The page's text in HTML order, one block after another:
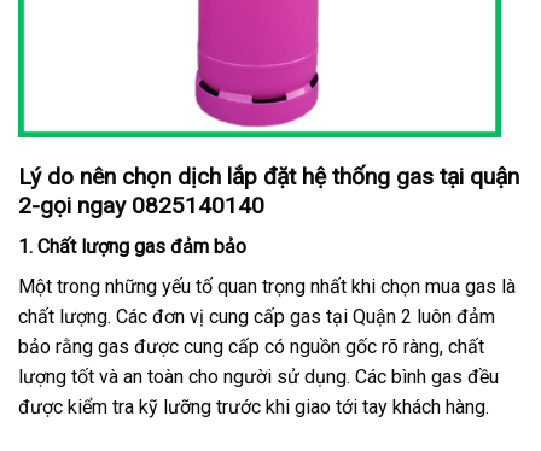
Lý do nên chọn dịch lắp đặt hệ thống gas tại quận
2-gọi ngay 0825140140
1. Chất lượng gas đảm bảo
Một trong những yếu tố quan trọng nhất khi chọn mua gas là
chất lượng. Các đơn vị cung cấp gas tại Quận 2 luôn đảm
bảo rằng gas được cung cấp có nguồn gốc rõ ràng, chất
lượng tốt và an toàn cho người sử dụng. Các bình gas đều
được kiểm tra kỹ lưỡng trước khi giao tới tay khách hàng.